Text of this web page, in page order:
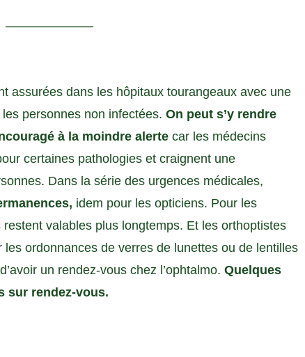
———————
assurées dans les hôpitaux tourangeaux avec une
personnes non infectées. On peut s’y rendre
à la moindre alerte car les médecins
certaines pathologies et craignent une
Dans la série des urgences médicales,
idem pour les opticiens. Pour les
valables plus longtemps. Et les orthoptistes
ordonnances de verres de lunettes ou de lentilles
un rendez-vous chez l’ophtalmo. Quelques
sur rendez-vous.